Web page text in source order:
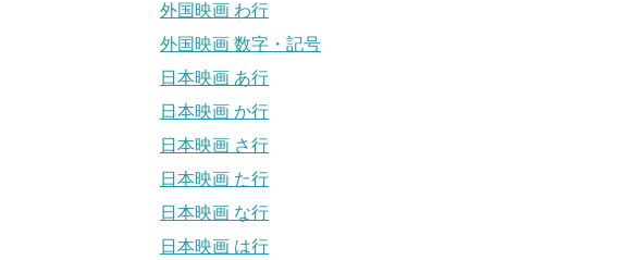
外国映画 わ行
外国映画 数字・記号
日本映画 あ行
日本映画 か行
日本映画 さ行
日本映画 た行
日本映画 な行
日本映画 は行